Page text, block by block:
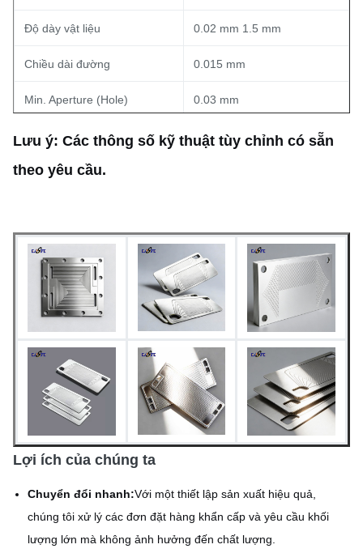
Độ dày vật liệu 0.02 mm 1.5 mm
Chiều dài đường 0.015 mm
Min. Aperture (Hole) 0.03 mm
Sự khoan dung chiều ±0,03 mm (hình đồng nhất)
Xét bề mặt
Như khắc, thụ động hoặc
xử lý bề mặt tùy chỉnh
Lưu ý: Các thông số kỹ thuật tùy chỉnh có sẵn
theo yêu cầu.
Lợi ích của chúng ta
Chuyển đổi nhanh:Với một thiết lập sản xuất hiệu quả,
chúng tôi xử lý các đơn đặt hàng khẩn cấp và yêu cầu khối
lượng lớn mà không ảnh hưởng đến chất lượng.